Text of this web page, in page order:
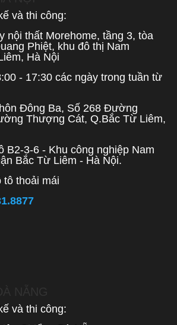
và thi công:
nội thất Morehome, tầng 3, tòa
Phiệt, khu đô thị Nam
Hà Nội
- 17:30 các ngày trong tuần từ
Đông Ba, Số 268 Đường
Thượng Cát, Q.Bắc Từ Liêm,
B2-3-6 - Khu công nghiệp Nam
Bắc Từ Liêm - Hà Nội.
tô thoải mái
và thi công: